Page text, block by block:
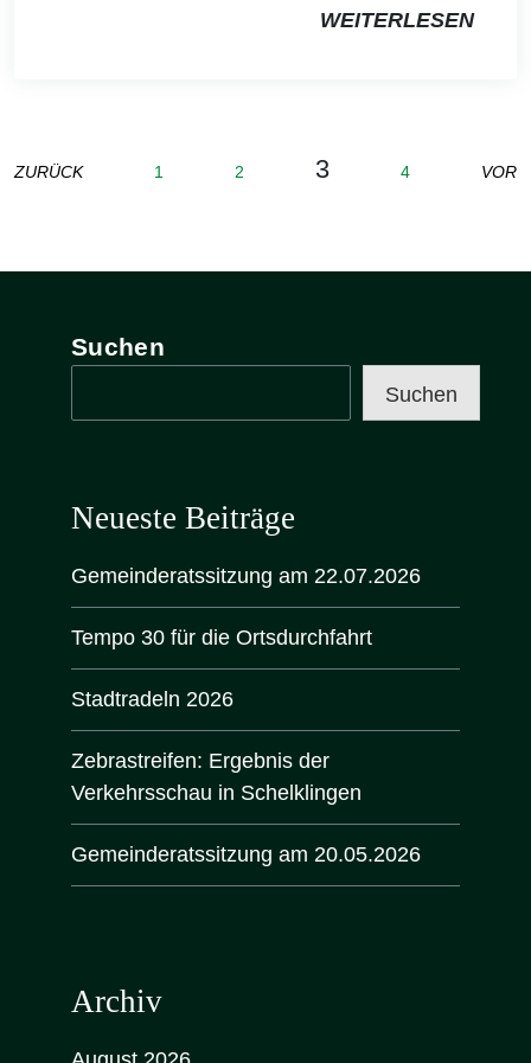
WEITERLESEN
ZURÜCK 1 2 3 4 VOR
Suchen
Suchen
Neueste Beiträge
Gemeinderatssitzung am 22.07.2026
Tempo 30 für die Ortsdurchfahrt
Stadtradeln 2026
Zebrastreifen: Ergebnis der
Verkehrsschau in Schelklingen
Gemeinderatssitzung am 20.05.2026
Archiv